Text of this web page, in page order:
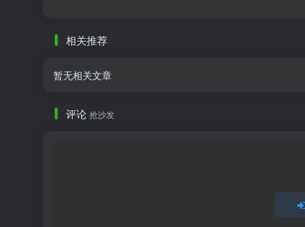
相关推荐
暂无相关文章
评论 抢沙发